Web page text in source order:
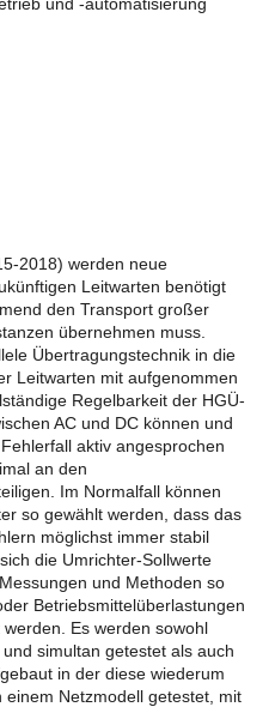
2018) werden neue
Leitwarten benötigt
den Transport großer
übernehmen muss.
Übertragungstechnik in die
Leitwarten mit aufgenommen
Regelbarkeit der HGÜ-
AC und DC können und
aktiv angesprochen
an den
Im Normalfall können
so gewählt werden, dass das
möglichst immer stabil
die Umrichter-Sollwerte
und Methoden so
Betriebsmittelüberlastungen
Es werden sowohl
simultan getestet als auch
in der diese wiederum
Netzmodell getestet, mit